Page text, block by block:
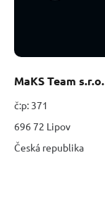
MaKS Team s.r.o.
č:p: 371
696 72 Lipov
Česká republika